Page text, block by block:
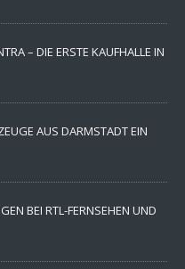
– DIE ERSTE KAUFHALLE IN
AUS DARMSTADT EIN
BEI RTL-FERNSEHEN UND